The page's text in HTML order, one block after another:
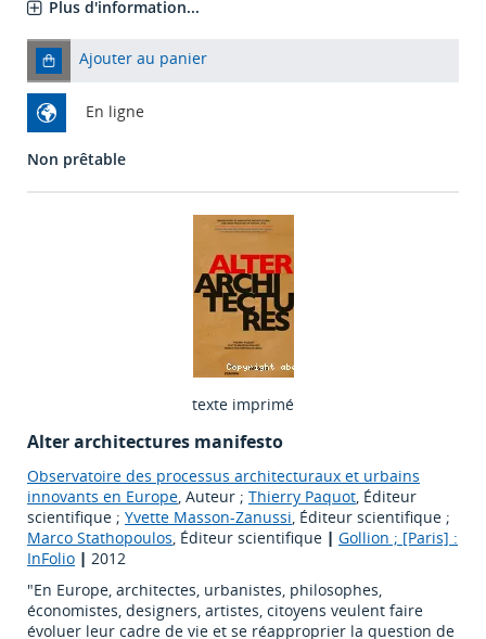
Plus d'information...
Ajouter au panier
En ligne
Non prêtable
texte imprimé
Alter architectures manifesto
Observatoire des processus architecturaux et urbains
innovants en Europe, Auteur ; Thierry Paquot, Éditeur
scientifique ; Yvette Masson-Zanussi, Éditeur scientifique ;
Marco Stathopoulos, Éditeur scientifique | Gollion ; [Paris] :
InFolio | 2012
"En Europe, architectes, urbanistes, philosophes,
économistes, designers, artistes, citoyens veulent faire
évoluer leur cadre de vie et se réapproprier la question de